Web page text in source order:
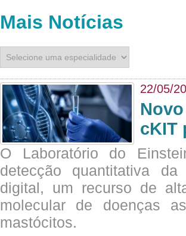
Mais Notícias
22/05/
cKIT
O Laboratório do
detecção quantitativa
digital, um recurso de
molecular de doenças
mastócitos.